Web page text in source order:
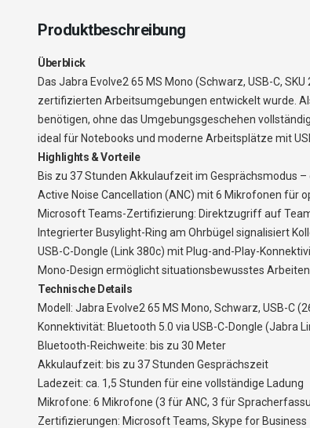
Produktbeschreibung
Überblick
Das Jabra Evolve2 65 MS Mono (Schwarz, USB-C,
zertifizierten Arbeitsumgebungen entwickelt wurde.
benötigen, ohne das Umgebungsgeschehen
ideal für Notebooks und moderne Arbeitsplätze mit
Highlights & Vorteile
Bis zu 37 Stunden Akkulaufzeit im Gesprächsmodus
Active Noise Cancellation (ANC) mit 6 Mikrofonen für
Microsoft Teams-Zertifizierung: Direktzugriff auf
Integrierter Busylight-Ring am Ohrbügel signalisiert
USB-C-Dongle (Link 380c) mit Plug-and-Play-
Mono-Design ermöglicht situationsbewusstes
Technische Details
Modell: Jabra Evolve2 65 MS Mono, Schwarz, USB-C
Konnektivität: Bluetooth 5.0 via USB-C-Dongle (Jabra
Bluetooth-Reichweite: bis zu 30 Meter
Akkulaufzeit: bis zu 37 Stunden Gesprächszeit
Ladezeit: ca. 1,5 Stunden für eine vollständige Ladung
Mikrofone: 6 Mikrofone (3 für ANC, 3 für
Zertifizierungen: Microsoft Teams, Skype for Business